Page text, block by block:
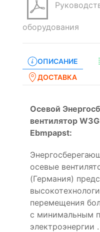
оборудования
ОПИСАНИЕ
ДОСТАВКА
Осевой
вентилятор
Ebmpapst:
осевые
(Германия)
перемещения
с минимальным
электроэнергии